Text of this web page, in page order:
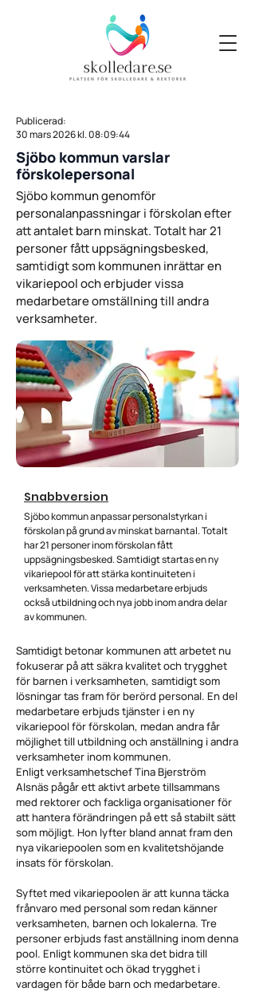
Publicerad:
30 mars 2026 kl. 08:09:44
Sjöbo kommun varslar
förskolepersonal
Sjöbo kommun genomför
personalanpassningar i förskolan efter
att antalet barn minskat. Totalt har 21
personer fått uppsägningsbesked,
samtidigt som kommunen inrättar en
vikariepool och erbjuder vissa
medarbetare omställning till andra
verksamheter.
Snabbversion
Sjöbo kommun anpassar personalstyrkan i
förskolan på grund av minskat barnantal. Totalt
har 21 personer inom förskolan fått
uppsägningsbesked. Samtidigt startas en ny
vikariepool för att stärka kontinuiteten i
verksamheten. Vissa medarbetare erbjuds
också utbildning och nya jobb inom andra delar
av kommunen.
Samtidigt betonar kommunen att arbetet nu
fokuserar på att säkra kvalitet och trygghet
för barnen i verksamheten, samtidigt som
lösningar tas fram för berörd personal. En del
medarbetare erbjuds tjänster i en ny
vikariepool för förskolan, medan andra får
möjlighet till utbildning och anställning i andra
verksamheter inom kommunen.
Enligt verksamhetschef Tina Bjerström
Alsnäs pågår ett aktivt arbete tillsammans
med rektorer och fackliga organisationer för
att hantera förändringen på ett så stabilt sätt
som möjligt. Hon lyfter bland annat fram den
nya vikariepoolen som en kvalitetshöjande
insats för förskolan.
Syftet med vikariepoolen är att kunna täcka
frånvaro med personal som redan känner
verksamheten, barnen och lokalerna. Tre
personer erbjuds fast anställning inom denna
pool. Enligt kommunen ska det bidra till
större kontinuitet och ökad trygghet i
vardagen för både barn och medarbetare.